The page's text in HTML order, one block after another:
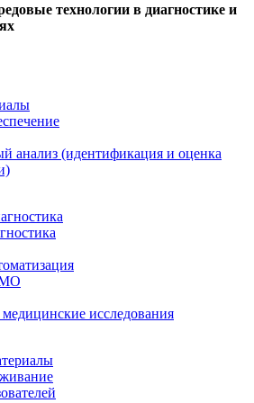
технологии в диагностике и
анализ (идентификация и оценка
исследования